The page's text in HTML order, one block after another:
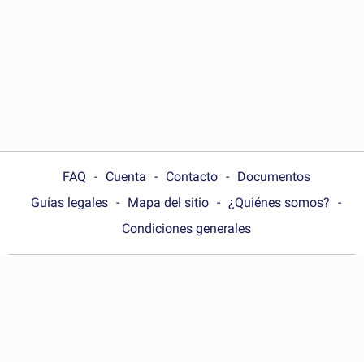
FAQ Cuenta Contacto
Documentos
Guías legales
Mapa del sitio
¿Quiénes somos?
Condiciones generales